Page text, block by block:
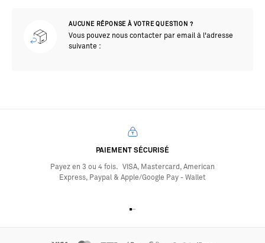
AUCUNE RÉPONSE À VOTRE QUESTION ?
Vous pouvez nous contacter par email à l'adresse
suivante :
PAIEMENT SÉCURISÉ
Payez en 3 ou 4 fois. VISA, Mastercard, American
Express, Paypal & Apple/Google Pay - Wallet
Aller à l'élément 1